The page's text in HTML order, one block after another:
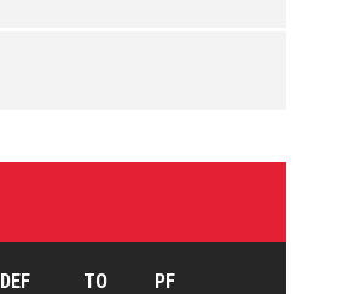
DEF TO PF